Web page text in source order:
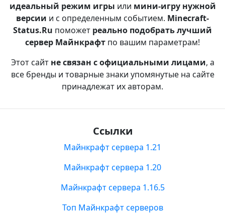
идеальный режим игры или мини-игру нужной
версии и с определенным событием. Minecraft-
Status.Ru поможет реально подобрать лучший
сервер Майнкрафт по вашим параметрам!
Этот сайт не связан с официальными лицами, а
все бренды и товарные знаки упомянутые на сайте
принадлежат их авторам.
Ссылки
Майнкрафт сервера 1.21
Майнкрафт сервера 1.20
Майнкрафт сервера 1.16.5
Топ Майнкрафт серверов